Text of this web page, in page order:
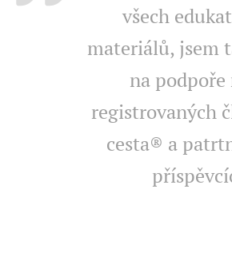
všech
materiálů, jsem
na podpoře
registrovaných
cesta® a